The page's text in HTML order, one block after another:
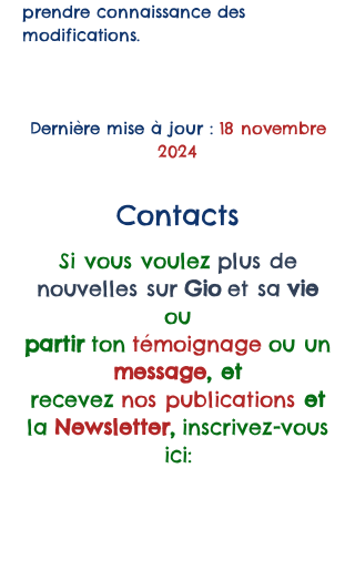
prendre connaissance des
modifications.
Dernière mise à jour : 18 novembre
2024
Contacts
Si vous voulez plus de
nouvelles sur Gio et sa vie
ou
partir ton témoignage ou un
message, et
recevez nos publications et
la Newsletter, inscrivez-vous
ici: